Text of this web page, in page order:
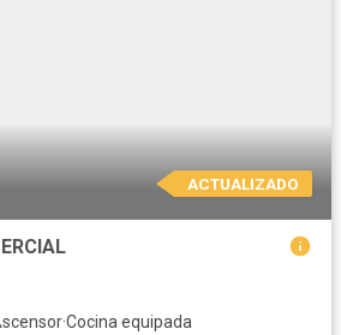
ACTUALIZADO
·Cocina equipada